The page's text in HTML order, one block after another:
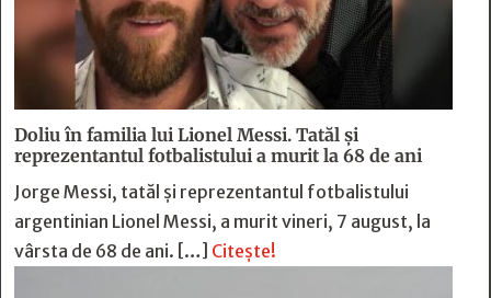
Doliu în familia lui Lionel Messi. Tatăl și
reprezentantul fotbalistului a murit la 68 de ani
Jorge Messi, tatăl și reprezentantul fotbalistului
argentinian Lionel Messi, a murit vineri, 7 august, la
vârsta de 68 de ani. […] Citește!